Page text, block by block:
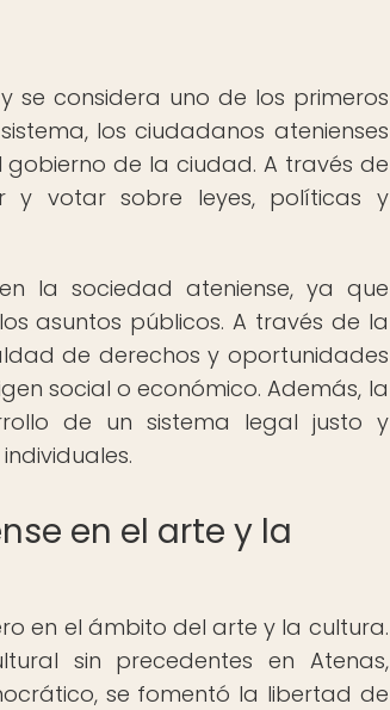
se considera uno de los primeros
los ciudadanos atenienses
de la ciudad. A través de
y votar sobre leyes, políticas y
la sociedad ateniense, ya que
asuntos públicos. A través de la
de derechos y oportunidades
social o económico. Además, la
de un sistema legal justo y
en el arte y la
en el ámbito del arte y la cultura.
sin precedentes en Atenas,
se fomentó la libertad de